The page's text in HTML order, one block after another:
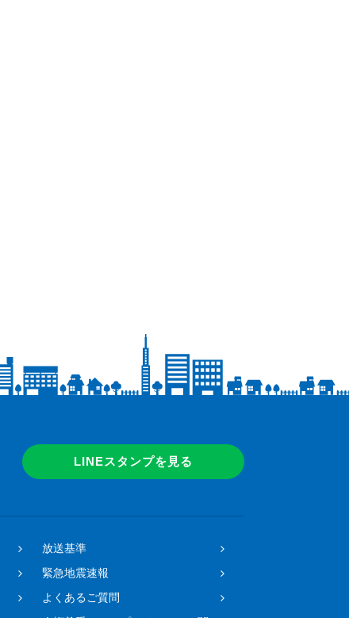
LINEスタンプを見る
放送基準
緊急地震速報
よくあるご質問